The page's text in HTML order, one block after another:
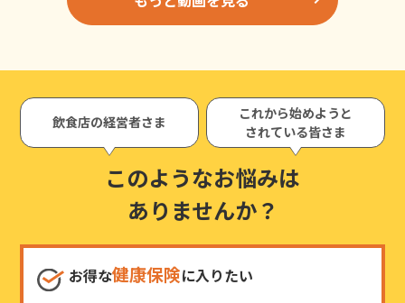
飲食店の経営者さま
これから始めようと
されている皆さま
このようなお悩みは
ありませんか？
お得な健康保険に入りたい